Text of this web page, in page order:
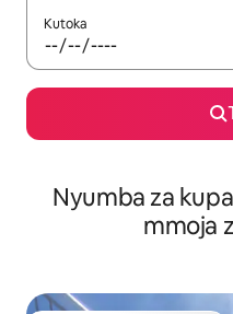
Kutoka
Nyumba za
mmoja